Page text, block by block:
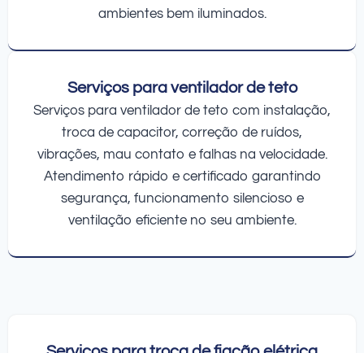
ambientes bem iluminados.
Serviços para ventilador de teto
Serviços para ventilador de teto com instalação,
troca de capacitor, correção de ruídos,
vibrações, mau contato e falhas na velocidade.
Atendimento rápido e certificado garantindo
segurança, funcionamento silencioso e
ventilação eficiente no seu ambiente.